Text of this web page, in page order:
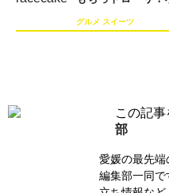
グルメ スイーツ
この記事
部
愛媛の最先
編集部一同